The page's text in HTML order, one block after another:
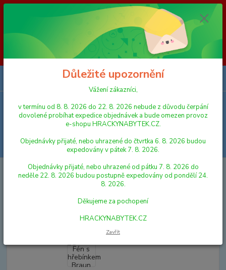
Vážení zákazníci, v termínu od 8. 8. 2026 do 23. 8. 2026 nebude z
důvodu čerpání dovolené probíhat expedice objednávek a bude omezen
provoz e-shopu HRACKYNABYTEK.CZ. Objednávky přijaté, nebo
uhrazené do čtvrtka 6. 8. 2026 budou expedovány v pátek 7. 8. 2026.
Objednávky přijaté, nebo uhrazené od pátku 7. 8. 2026 do neděle 23. 8.
2026 budou postupně expedovány od pondělí 24. 8. 2026. Děkujeme za
pochopení HRACKYNABYTEK.CZ
Menu
Hledat
KUCHYŇKY, PRODEJNY A DOMÁCNOST
DOMÁCNOST, NÁDOBÍ
A POTRAVINY
Klein Fén s hřebínkem Braun
Klein Fén s hřebínkem Braun
Důležité upozornění
Vážení zákazníci,
v termínu od 8. 8. 2026 do 22. 8. 2026 nebude z důvodu čerpání
dovolené probíhat expedice objednávek a bude omezen provoz
e-shopu HRACKYNABYTEK.CZ.
Objednávky přijaté, nebo uhrazené do čtvrtka 6. 8. 2026 budou
expedovány v pátek 7. 8. 2026.
Objednávky přijaté, nebo uhrazené od pátku 7. 8. 2026 do
neděle 22. 8. 2026 budou postupně expedovány od pondělí 24.
8. 2026.
Děkujeme za pochopení
HRACKYNABYTEK.CZ
Zavřít